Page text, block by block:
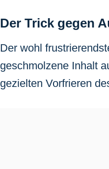
Der Trick gegen
Der wohl
geschmolzene Inhalt
gezielten Vorfrieren